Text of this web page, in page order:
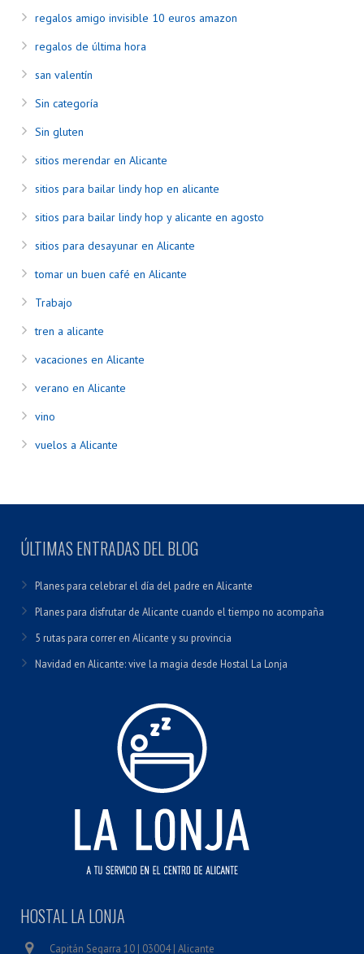
regalos amigo invisible 10 euros amazon
regalos de última hora
san valentín
Sin categoría
Sin gluten
sitios merendar en Alicante
sitios para bailar lindy hop en alicante
sitios para bailar lindy hop y alicante en agosto
sitios para desayunar en Alicante
tomar un buen café en Alicante
Trabajo
tren a alicante
vacaciones en Alicante
verano en Alicante
vino
vuelos a Alicante
ÚLTIMAS ENTRADAS DEL BLOG
Planes para celebrar el día del padre en Alicante
Planes para disfrutar de Alicante cuando el tiempo no acompaña
5 rutas para correr en Alicante y su provincia
Navidad en Alicante: vive la magia desde Hostal La Lonja
HOSTAL LA LONJA
Capitán Segarra 10 | 03004 | Alicante